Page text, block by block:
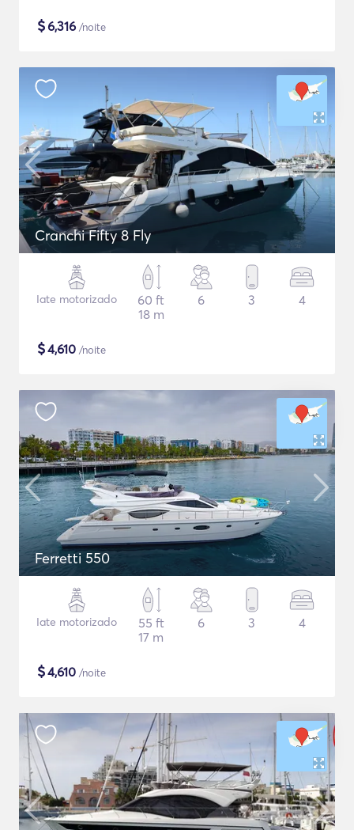
$6,316 /noite
Cranchi Fifty 8 Fly
Iate motorizado
60 ft
18 m
6 3 4
$4,610 /noite
Ferretti 550
Iate motorizado
55 ft
17 m
6 3 4
$4,610 /noite